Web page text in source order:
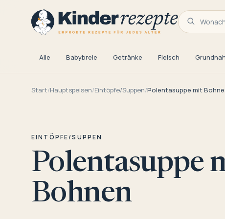
Alle Babybreie Getränke Fleisch
Start/Hauptspeisen/Eintöpfe/Suppen/Polentasuppe mit
EINTÖPFE/SUPPEN
Polentasuppe
Bohnen